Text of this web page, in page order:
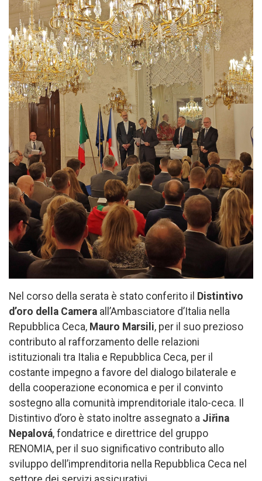
Nel corso della serata è stato conferito il Distintivo
d’oro della Camera all’Ambasciatore d’Italia nella
Repubblica Ceca, Mauro Marsili, per il suo prezioso
contributo al rafforzamento delle relazioni
istituzionali tra Italia e Repubblica Ceca, per il
costante impegno a favore del dialogo bilaterale e
della cooperazione economica e per il convinto
sostegno alla comunità imprenditoriale italo-ceca. Il
Distintivo d’oro è stato inoltre assegnato a Jiřina
Nepalová, fondatrice e direttrice del gruppo
RENOMIA, per il suo significativo contributo allo
sviluppo dell’imprenditoria nella Repubblica Ceca nel